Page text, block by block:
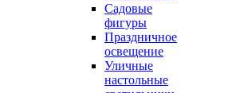
Садовые
фигуры
Праздничное
освещение
Уличные
настольные